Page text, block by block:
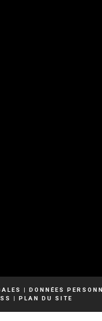
| DONNÉES
| PLAN DU SITE